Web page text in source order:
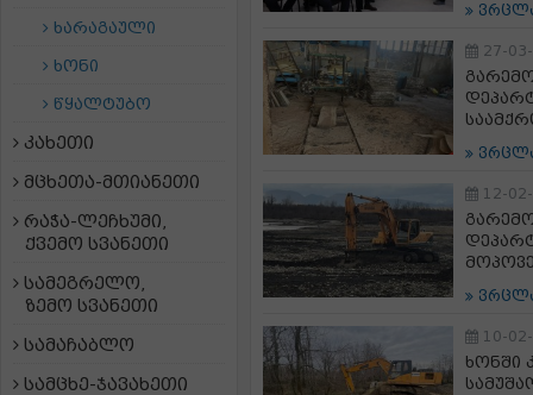
ხარაგაული
ხონი
წყალტუბო
კახეთი
მცხეთა-მთიანეთი
რაჭა-ლეჩხუმი,
ქვემო სვანეთი
სამეგრელო,
ზემო სვანეთი
სამაჩაბლო
სამცხე-ჯავახეთი
27-
12-
10-
ხონში